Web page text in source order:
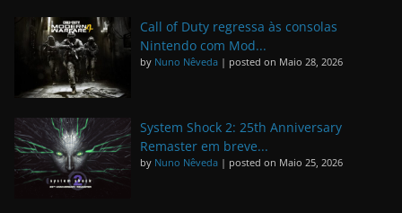
Call of Duty regressa às consolas
Nintendo com Mod...
by Nuno Nêveda | posted on Maio 28, 2026
System Shock 2: 25th Anniversary
Remaster em breve...
by Nuno Nêveda | posted on Maio 25, 2026